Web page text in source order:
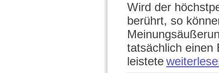
Wird der
berührt, so
tatsächlich einen
leistete